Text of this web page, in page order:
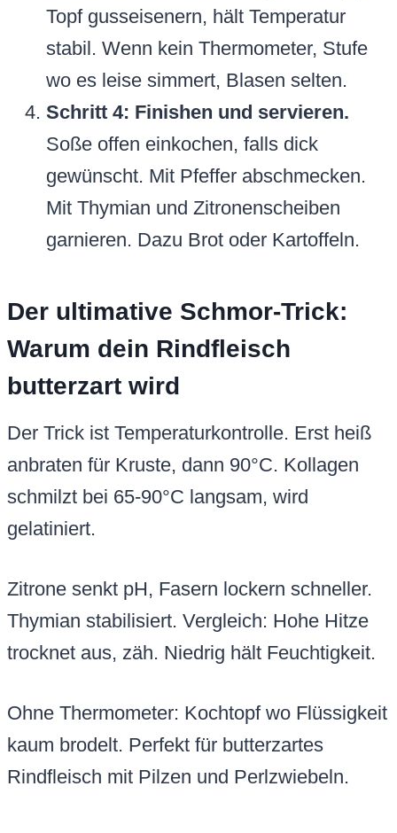
Topf gusseisenern, hält Temperatur
stabil. Wenn kein Thermometer, Stufe
wo es leise simmert, Blasen selten.
Schritt 4: Finishen und servieren.
Soße offen einkochen, falls dick
gewünscht. Mit Pfeffer abschmecken.
Mit Thymian und Zitronenscheiben
garnieren. Dazu Brot oder Kartoffeln.
Der ultimative Schmor-Trick:
Warum dein Rindfleisch
butterzart wird
Der Trick ist Temperaturkontrolle. Erst heiß
anbraten für Kruste, dann 90°C. Kollagen
schmilzt bei 65-90°C langsam, wird
gelatiniert.
Zitrone senkt pH, Fasern lockern schneller.
Thymian stabilisiert. Vergleich: Hohe Hitze
trocknet aus, zäh. Niedrig hält Feuchtigkeit.
Ohne Thermometer: Kochtopf wo Flüssigkeit
kaum brodelt. Perfekt für butterzartes
Rindfleisch mit Pilzen und Perlzwiebeln.